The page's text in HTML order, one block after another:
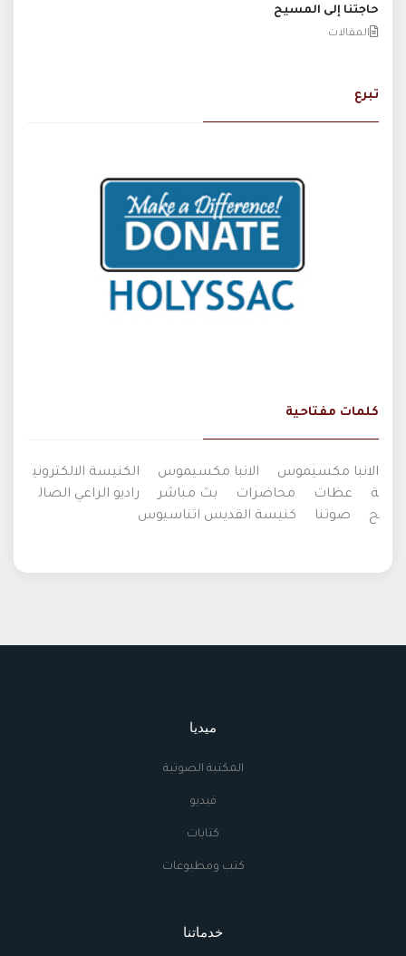
حاجتنا إلى المسيح
المقالات
تبرع
كلمات مفتاحية
الانبا مكسيموس الانبا مكسيموس
الكنيسة الالكتروني
ة
عظات محاضرات بث مباشر
راديو الراعي الصال
ح
صوتنا كنيسة القديس اثناسيوس
ميديا
المكتبة الصوتية
فيديو
كتابات
كتب ومطبوعات
خدماتنا